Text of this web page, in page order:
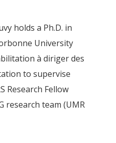
holds a Ph.D. in
University
à diriger des
to supervise
Research Fellow
research team (UMR